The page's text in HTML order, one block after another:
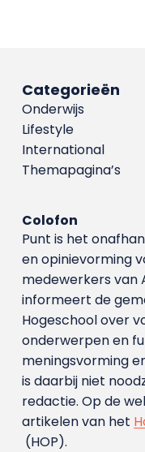
Categorieën
Onderwijs
Lifestyle
International
Themapagina’s
Colofon
Punt is het
en opinievorming
medewerkers van
informeert de
Hogeschool over
onderwerpen en
meningsvorming
is daarbij niet
redactie. Op de
artikelen van het
(HOP).